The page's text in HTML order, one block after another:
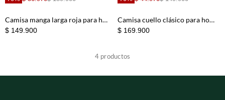
Camisa manga larga roja para hombre
$ 149.900
Camisa cuello clásico para hombre
$ 169.900
4 productos